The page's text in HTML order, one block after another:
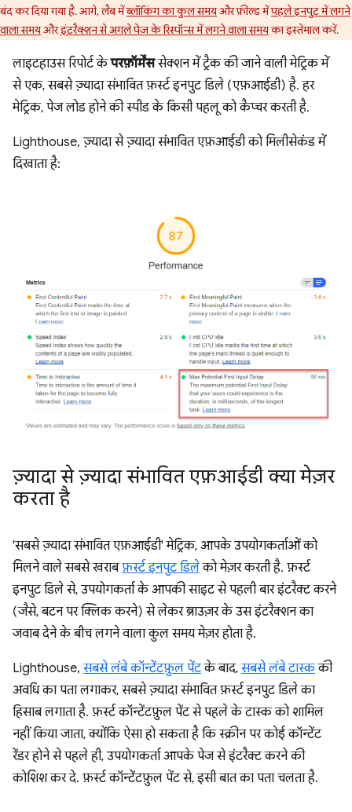
बंद कर दिया गया है. आगे, लैब मेंब्लॉकिंग का कुल समयऔर फ़ील्ड मेंपहले इनपुट में लगने
वाला समयऔरइंटरैक्शन से अगले पेज के रिस्पॉन्स में लगने वाला समयका इस्तेमाल करें.
लाइटहाउस रिपोर्ट केपरफ़ॉर्मेंससेक्शन में ट्रैक की जाने वाली मेट्रिक में
से एक, सबसे ज़्यादा संभावित फ़र्स्ट इनपुट डिले (एफ़आईडी) है. हर
मेट्रिक, पेज लोड होने की स्पीड के किसी पहलू को कैप्चर करती है.
Lighthouse, ज़्यादा से ज़्यादा संभावित एफ़आईडी को मिलीसेकंड में
दिखाता है:
ज़्यादा से ज़्यादा संभावित एफ़आईडी क्या मेज़र
करता है
'सबसे ज़्यादा संभावित एफ़आईडी' मेट्रिक, आपके उपयोगकर्ताओं को
मिलने वाले सबसे खराबफ़र्स्ट इनपुट डिलेको मेज़र करती है. फ़र्स्ट
इनपुट डिले से, उपयोगकर्ता के आपकी साइट से पहली बार इंटरैक्ट करने
(जैसे, बटन पर क्लिक करने) से लेकर ब्राउज़र के उस इंटरैक्शन का
जवाब देने के बीच लगने वाला कुल समय मेज़र होता है.
Lighthouse,सबसे लंबे कॉन्टेंटफ़ुल पेंटके बाद,सबसे लंबे टास्ककी
अवधि का पता लगाकर, सबसे ज़्यादा संभावित फ़र्स्ट इनपुट डिले का
हिसाब लगाता है. फ़र्स्ट कॉन्टेंटफ़ुल पेंट से पहले के टास्क को शामिल
नहीं किया जाता, क्योंकि ऐसा हो सकता है कि स्क्रीन पर कोई कॉन्टेंट
रेंडर होने से पहले ही, उपयोगकर्ता आपके पेज से इंटरैक्ट करने की
कोशिश कर दे. फ़र्स्ट कॉन्टेंटफ़ुल पेंट से, इसी बात का पता चलता है.